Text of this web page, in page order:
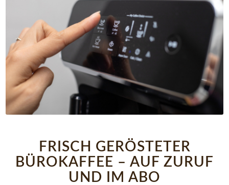
FRISCH GERÖSTETER
BÜROKAFFEE – AUF ZURUF
UND IM ABO